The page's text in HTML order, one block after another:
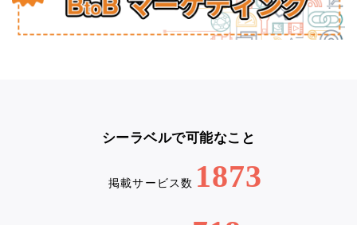
シーラベルで可能なこと
掲載サービス数 1873